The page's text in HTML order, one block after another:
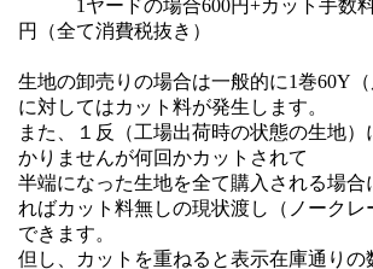
1ヤードの場合600円+カット手数料
円（全て消費税抜き）
生地の卸売りの場合は一般的に1巻60Y
に対してはカット料が発生します。
また、１反（工場出荷時の状態の生地
かりませんが何回かカットされて
半端になった生地を全て購入される場合
ればカット料無しの現状渡し（ノークレ
できます。
但し、カットを重ねると表示在庫通りの